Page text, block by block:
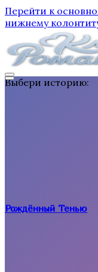
Перейти к
нижнему
Выбери историю:
Рождённый Тенью